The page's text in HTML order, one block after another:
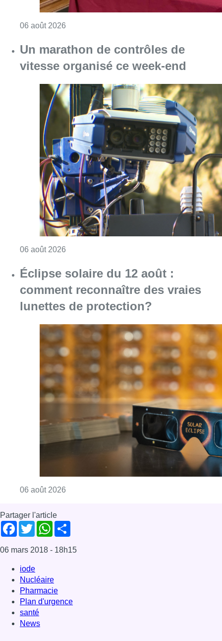
06 août 2026
Un marathon de contrôles de
vitesse organisé ce week-end
06 août 2026
Éclipse solaire du 12 août :
comment reconnaître des vraies
lunettes de protection?
06 août 2026
Partager l'article
Facebook
TwitterWhatsApp
06 mars 2018 - 18h15
iode
Nucléaire
Pharmacie
Plan d'urgence
santé
News